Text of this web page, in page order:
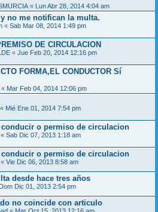
« Lun Abr 28, 2014 4:04 am
no me notifican la multa.
« Sab Mar 08, 2014 1:49 pm
DE CIRCULACION
« Jue Feb 20, 2014 12:16 pm
FORMA,EL CONDUCTOR Sí
« Mar Feb 04, 2014 12:06 pm
« Mié Ene 01, 2014 7:54 pm
o permiso de circulacion
« Sab Dic 07, 2013 1:18 am
o permiso de circulacion
« Vie Dic 06, 2013 8:58 am
desde hace tres años
Dom Dic 01, 2013 2:54 pm
no coincide con articulo